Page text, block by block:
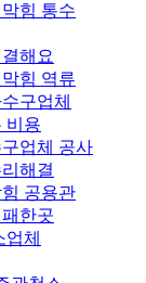
힘 통수
해요
힘 역류
구업체
비용
업체 공사
해결
공용관
한곳
체